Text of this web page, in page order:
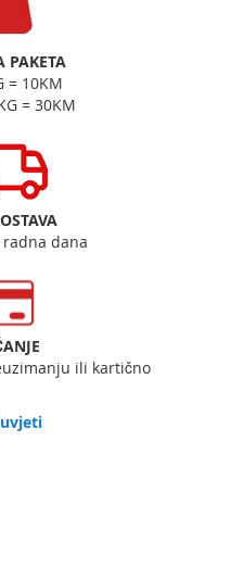
PAKETA
= 10KM
= 30KM
radna dana
ili kartično